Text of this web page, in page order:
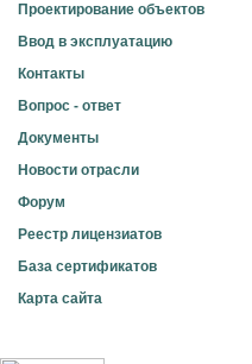
Проектирование объектов
Ввод в эксплуатацию
Контакты
Вопрос - ответ
Документы
Новости отрасли
Форум
Реестр лицензиатов
База сертификатов
Карта сайта